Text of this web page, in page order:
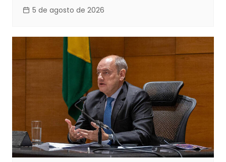
5 de agosto de 2026